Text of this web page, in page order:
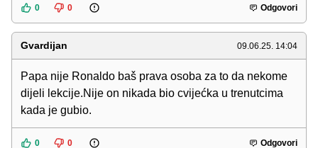
0 0 Odgovori
Gvardijan 09.06.25. 14:04
Papa nije Ronaldo baš prava osoba za to da nekome
dijeli lekcije.Nije on nikada bio cvijećka u trenutcima
kada je gubio.
0 0 Odgovori